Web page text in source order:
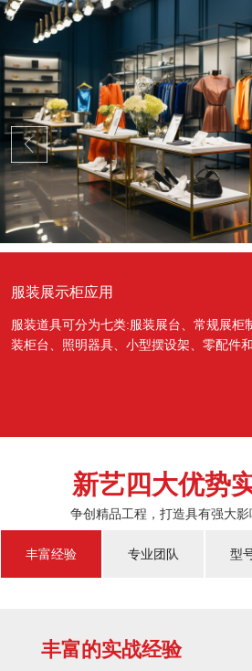
服装展示柜应用
服装道具可分为七类:服装展台、常规展柜
装柜台、照明器具、小型摆设架、零配件
新艺四大优势
争创精品工程，打造具有强大
丰富经验 专业团队 型
丰富的实战经验